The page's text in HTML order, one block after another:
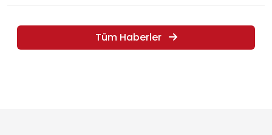
Tüm Haberler